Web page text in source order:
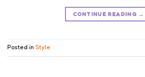
CONTINUE READING →
Posted in Style